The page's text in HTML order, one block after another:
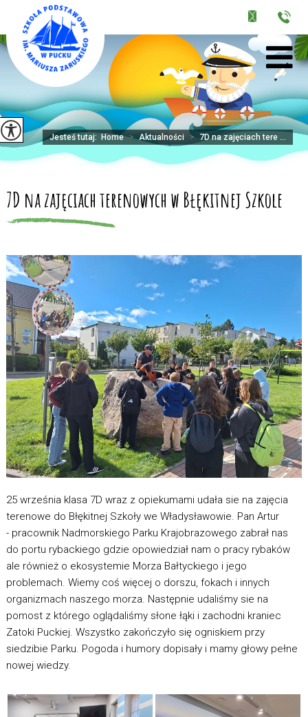
Jesteś tutaj: Home > Aktualności > 7D na zajęciach tere ...
7D na zajęciach terenowych w Błękitnej Szkole
25 września klasa 7D wraz z opiekumami udała sie na zajęcia
terenowe do Błękitnej Szkoły we Władysławowie. Pan Artur
- pracownik Nadmorskiego Parku Krajobrazowego zabrał nas
do portu rybackiego gdzie opowiedział nam o pracy rybaków
ale również o ekosystemie Morza Bałtyckiego i jego
problemach. Wiemy coś więcej o dorszu, fokach i innych
organizmach naszego morza. Następnie udaliśmy sie na
pomost z którego oglądaliśmy słone łąki i zachodni kraniec
Zatoki Puckiej. Wszystko zakończyło się ogniskiem przy
siedzibie Parku. Pogoda i humory dopisały i mamy głowy pełne
nowej wiedzy.